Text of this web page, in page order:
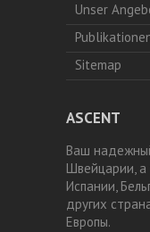
Unser
Sitemap
ASCENT
Ваш
Швейцарии, а
Испании,
других
Европы.